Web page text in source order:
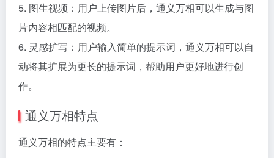
5. 图生视频：用户上传图片后，通义万相可以生成与图
片内容相匹配的视频。
6. 灵感扩写：用户输入简单的提示词，通义万相可以自
动将其扩展为更长的提示词，帮助用户更好地进行创
作。
通义万相特点
通义万相的特点主要有：